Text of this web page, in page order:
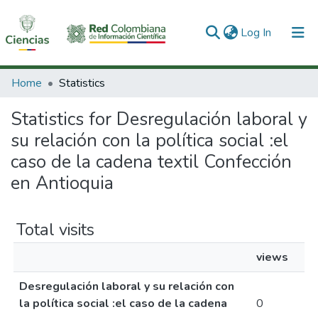
Log In (current)
Communities & Collections
All of DSpace
Home Statistics
Statistics for Desregulación laboral y
su relación con la política social :el
caso de la cadena textil Confección
en Antioquia
Total visits
views
Desregulación laboral y su relación con
la política social :el caso de la cadena
0